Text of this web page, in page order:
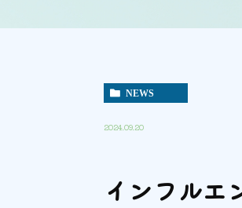
NEWS
2024.09.20
インフルエ